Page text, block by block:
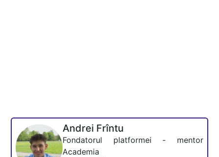
Andrei Frîntu
Fondatorul platformei - mentor
Academia